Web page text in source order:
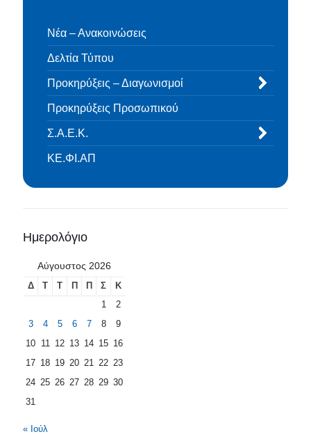
Νέα – Ανακοινώσεις
Δελτία Τύπου
Προκηρύξεις – Διαγωνισμοί
Προκηρύξεις Προσωπικού
Σ.Α.Ε.Κ.
ΚΕ.ΦΙ.ΑΠ
Ημερολόγιο
Αύγουστος 2026
Δ Τ Τ Π Π Σ
Κ
1
2
3
4 5 6 7 8
9
10 11 12 13 14 15 16
17 18 19 20 21 22 23
24 25 26 27 28 29 30
31
« Ιούλ